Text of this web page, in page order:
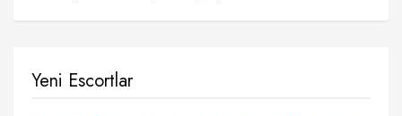
Yeni Escortlar